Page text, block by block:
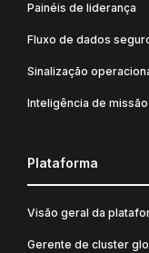
Painéis de liderança
Fluxo de dados
Sinalização
Inteligência de
Plataforma
Visão geral da
Gerente de cluster